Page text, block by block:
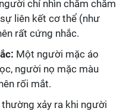
chỉ nhìn chằm chằm
liên kết cơ thể (như
rất cứng nhắc.
Một người mặc áo
người nọ mặc màu
rối mắt.
thường xảy ra khi người